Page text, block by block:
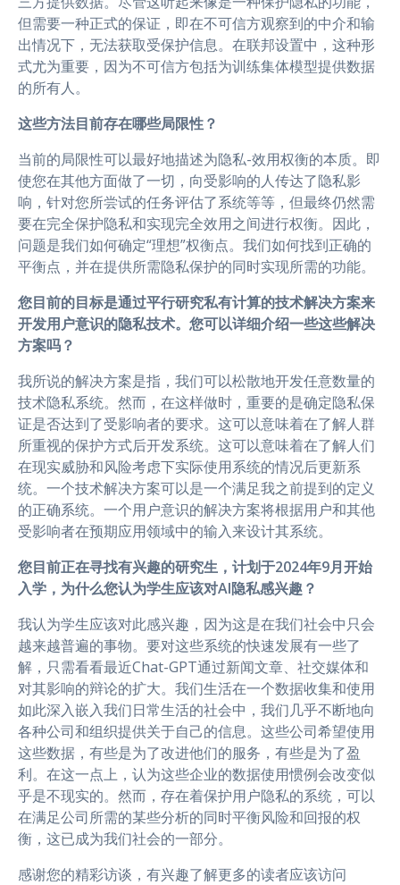
但需要一种正式的保证，即在不可信方观察到的中介和输
出情况下，无法获取受保护信息。在联邦设置中，这种形
式尤为重要，因为不可信方包括为训练集体模型提供数据
的所有人。
这些方法目前存在哪些局限性？
当前的局限性可以最好地描述为隐私-效用权衡的本质。即
使您在其他方面做了一切，向受影响的人传达了隐私影
响，针对您所尝试的任务评估了系统等等，但最终仍然需
要在完全保护隐私和实现完全效用之间进行权衡。因此，
问题是我们如何确定“理想”权衡点。我们如何找到正确的
平衡点，并在提供所需隐私保护的同时实现所需的功能。
您目前的目标是通过平行研究私有计算的技术解决方案来
开发用户意识的隐私技术。您可以详细介绍一些这些解决
方案吗？
我所说的解决方案是指，我们可以松散地开发任意数量的
技术隐私系统。然而，在这样做时，重要的是确定隐私保
证是否达到了受影响者的要求。这可以意味着在了解人群
所重视的保护方式后开发系统。这可以意味着在了解人们
在现实威胁和风险考虑下实际使用系统的情况后更新系
统。一个技术解决方案可以是一个满足我之前提到的定义
的正确系统。一个用户意识的解决方案将根据用户和其他
受影响者在预期应用领域中的输入来设计其系统。
您目前正在寻找有兴趣的研究生，计划于2024年9月开始
入学，为什么您认为学生应该对AI隐私感兴趣？
我认为学生应该对此感兴趣，因为这是在我们社会中只会
越来越普遍的事物。要对这些系统的快速发展有一些了
解，只需看看最近Chat-GPT通过新闻文章、社交媒体和
对其影响的辩论的扩大。我们生活在一个数据收集和使用
如此深入嵌入我们日常生活的社会中，我们几乎不断地向
各种公司和组织提供关于自己的信息。这些公司希望使用
这些数据，有些是为了改进他们的服务，有些是为了盈
利。在这一点上，认为这些企业的数据使用惯例会改变似
乎是不现实的。然而，存在着保护用户隐私的系统，可以
在满足公司所需的某些分析的同时平衡风险和回报的权
衡，这已成为我们社会的一部分。
感谢您的精彩访谈，有兴趣了解更多的读者应该访问